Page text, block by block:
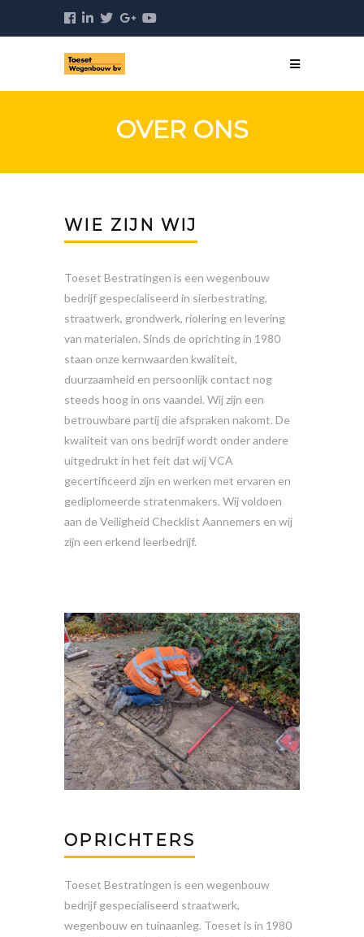
OVER ONS
WIE ZIJN WIJ
Toeset Bestratingen is een wegenbouw
bedrijf gespecialiseerd in sierbestrating,
straatwerk, grondwerk, riolering en levering
van materialen. Sinds de oprichting in 1980
staan onze kernwaarden kwaliteit,
duurzaamheid en persoonlijk contact nog
steeds hoog in ons vaandel. Wij zijn een
betrouwbare partij die afspraken nakomt. De
kwaliteit van ons bedrijf wordt onder andere
uitgedrukt in het feit dat wij VCA
gecertificeerd zijn en werken met ervaren en
gediplomeerde stratenmakers. Wij voldoen
aan de Veiligheid Checklist Aannemers en wij
zijn een erkend leerbedrijf.
OPRICHTERS
Toeset Bestratingen is een wegenbouw
bedrijf gespecialiseerd straatwerk,
wegenbouw en tuinaanleg. Toeset is in 1980